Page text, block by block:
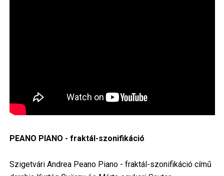
PEANO PIANO - fraktál-szonifikáció
Szigetvári Andrea Peano Piano - fraktál-szonifikáció című